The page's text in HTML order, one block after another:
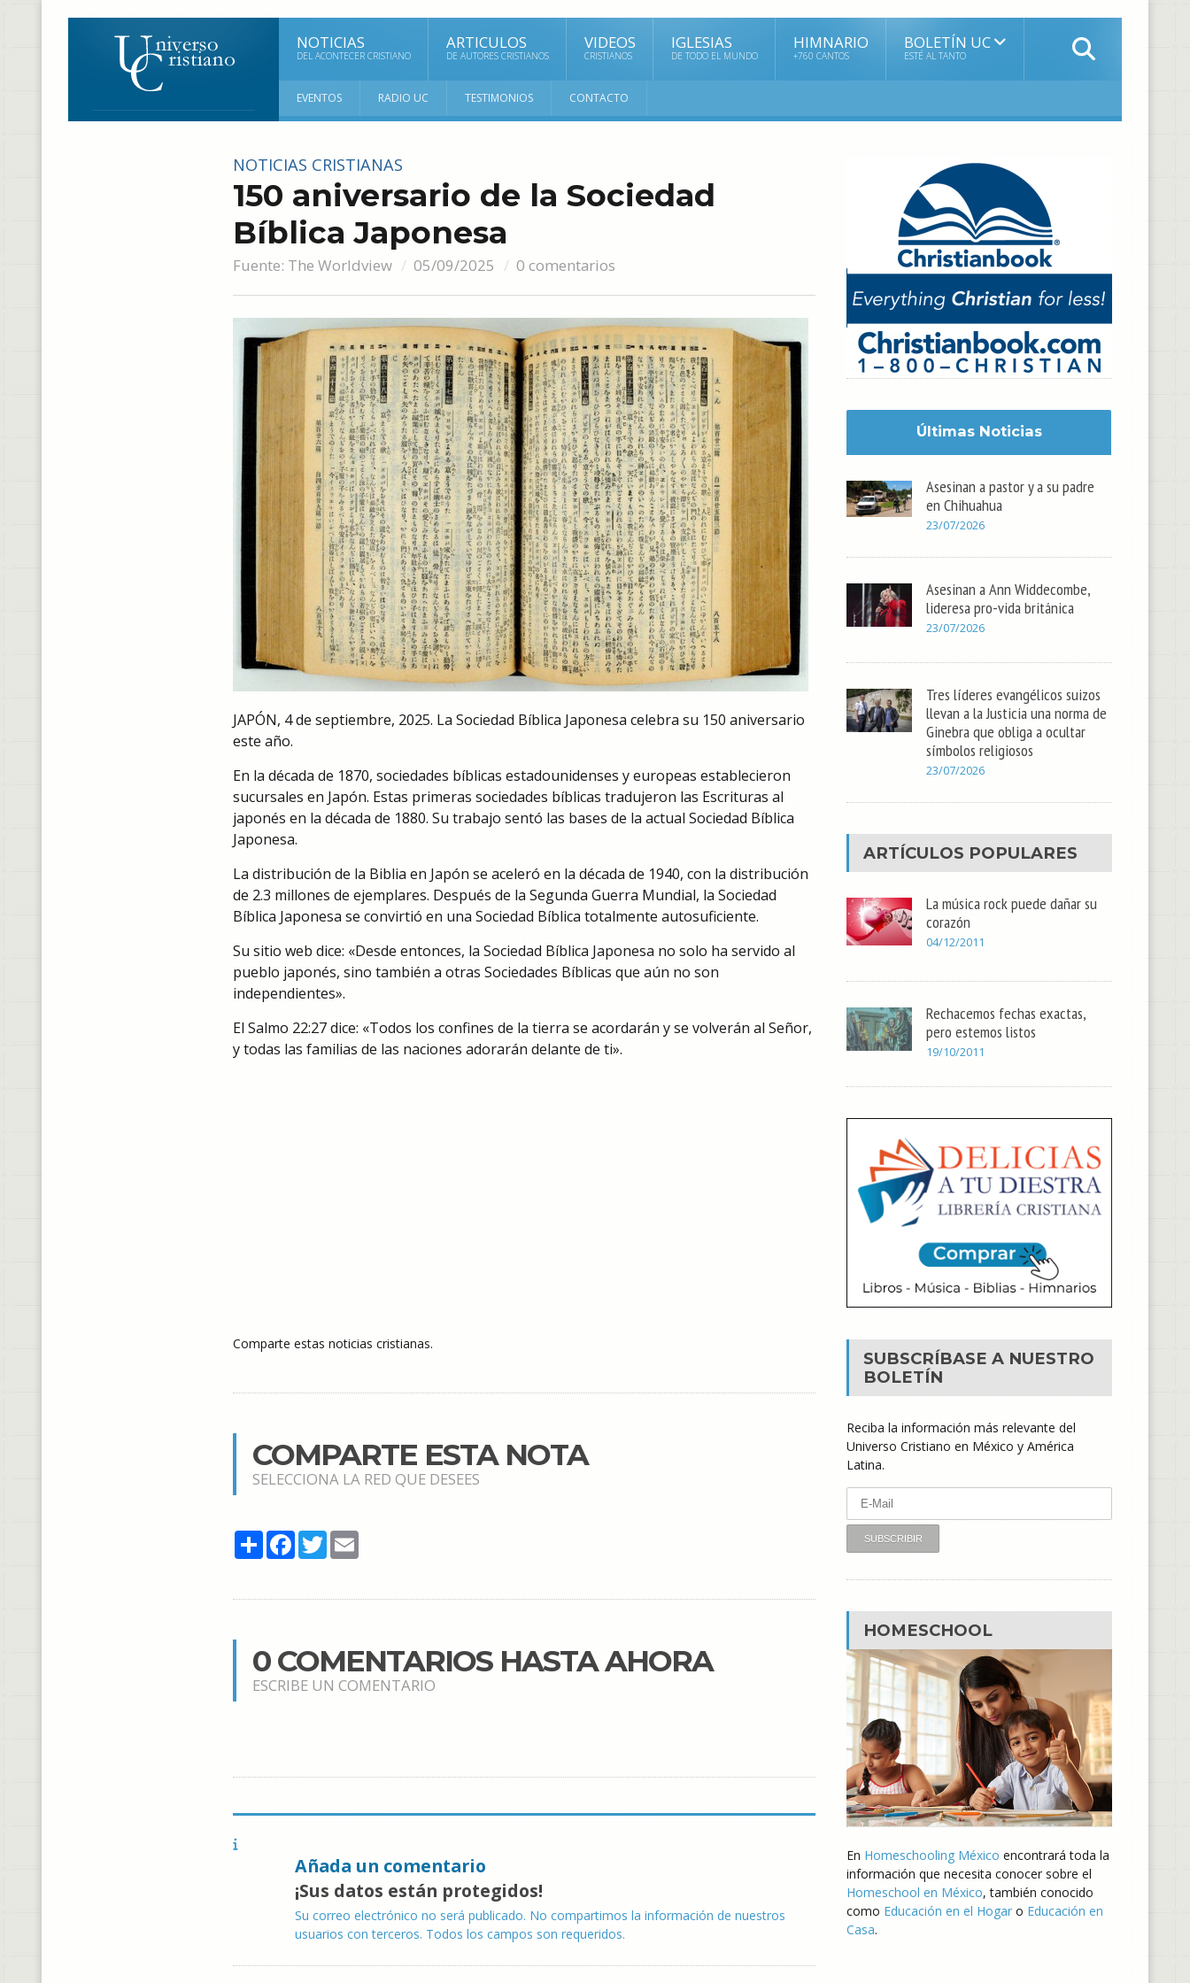
NOTICIAS
DEL ACONTECER CRISTIANO
ARTICULOS
DE AUTORES CRISTIANOS
VIDEOS
CRISTIANOS
IGLESIAS
DE TODO EL MUNDO
HIMNARIO
+760 CANTOS
BOLETÍN UC
ESTÉ AL TANTO
EVENTOS RADIO UC TESTIMONIOS CONTACTO
NOTICIAS CRISTIANAS
150 aniversario de la Sociedad
Bíblica Japonesa
Fuente: The Worldview 05/09/2025 0 comentarios
JAPÓN, 4 de septiembre, 2025. La Sociedad Bíblica Japonesa celebra su 150 aniversario
este año.
En la década de 1870, sociedades bíblicas estadounidenses y europeas establecieron
sucursales en Japón. Estas primeras sociedades bíblicas tradujeron las Escrituras al
japonés en la década de 1880. Su trabajo sentó las bases de la actual Sociedad Bíblica
Japonesa.
La distribución de la Biblia en Japón se aceleró en la década de 1940, con la distribución
de 2.3 millones de ejemplares. Después de la Segunda Guerra Mundial, la Sociedad
Bíblica Japonesa se convirtió en una Sociedad Bíblica totalmente autosuficiente.
Su sitio web dice: «Desde entonces, la Sociedad Bíblica Japonesa no solo ha servido al
pueblo japonés, sino también a otras Sociedades Bíblicas que aún no son
independientes».
El Salmo 22:27 dice: «Todos los confines de la tierra se acordarán y se volverán al Señor,
y todas las familias de las naciones adorarán delante de ti».
Comparte estas noticias cristianas.
COMPARTE ESTA NOTA
SELECCIONA LA RED QUE DESEES
ShareFacebook
TwitterEmail
0 COMENTARIOS HASTA AHORA
ESCRIBE UN COMENTARIO
Añada un comentario
¡Sus datos están protegidos!
Su correo electrónico no será publicado. No compartimos la información de nuestros
usuarios con terceros. Todos los campos son requeridos.
Últimas Noticias
Asesinan a pastor y a su padre
en Chihuahua
23/07/2026
Asesinan a Ann Widdecombe,
lideresa pro-vida británica
23/07/2026
Tres líderes evangélicos suizos
llevan a la Justicia una norma de
Ginebra que obliga a ocultar
símbolos religiosos
23/07/2026
ARTÍCULOS POPULARES
La música rock puede dañar su
corazón
04/12/2011
Rechacemos fechas exactas,
pero estemos listos
19/10/2011
SUBSCRÍBASE A NUESTRO
BOLETÍN
Reciba la información más relevante del
Universo Cristiano en México y América
Latina.
HOMESCHOOL
En Homeschooling México encontrará toda la
información que necesita conocer sobre el
Homeschool en México, también conocido
como Educación en el Hogar o Educación en
Casa.